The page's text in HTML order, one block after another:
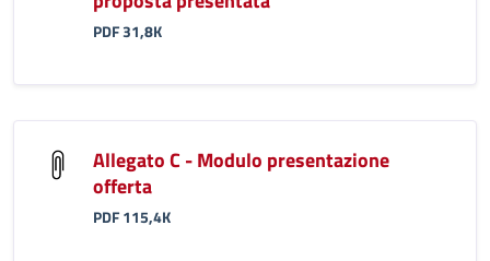
PDF 31,8K
Allegato C - Modulo presentazione
offerta
PDF 115,4K